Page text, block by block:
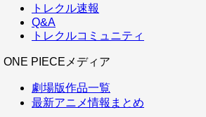
トレクル速報
Q&A
トレクルコミュニティ
ONE PIECEメディア
劇場版作品一覧
最新アニメ情報まとめ